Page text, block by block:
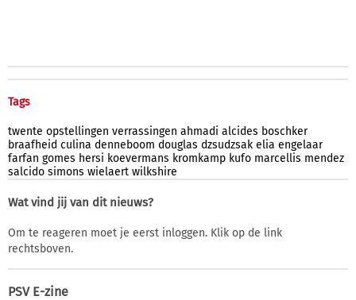
Tags
twente opstellingen verrassingen ahmadi alcides boschker
braafheid culina denneboom douglas dzsudzsak elia engelaar
farfan gomes hersi koevermans kromkamp kufo marcellis mendez
salcido simons wielaert wilkshire
Wat vind jij van dit nieuws?
Om te reageren moet je eerst inloggen. Klik op de link
rechtsboven.
PSV E-zine